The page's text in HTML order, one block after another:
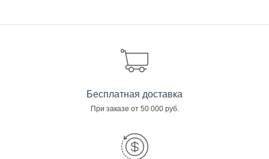
Бесплатная доставка
При заказе от 50 000 руб.